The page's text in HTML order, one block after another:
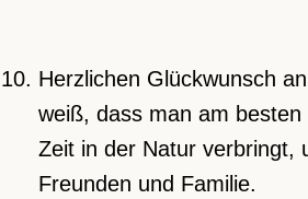
Herzlichen Glückwunsch
weiß, dass man am
Zeit in der Natur verbringt,
Freunden und Familie.